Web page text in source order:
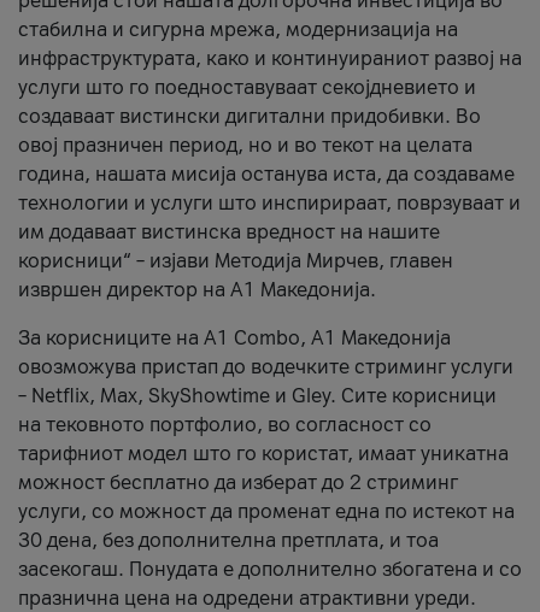
стабилна и сигурна мрежа, модернизација на
инфраструктурата, како и континуираниот развој на
услуги што го поедноставуваат секојдневието и
создаваат вистински дигитални придобивки. Во
овој празничен период, но и во текот на целата
година, нашата мисија останува иста, да создаваме
технологии и услуги што инспирираат, поврзуваат и
им додаваат вистинска вредност на нашите
корисници“ – изјави Методија Мирчев, главен
извршен директор на А1 Македонија.
За корисниците на A1 Combo, А1 Македонија
овозможува пристап до водечките стриминг услуги
– Netflix, Max, SkyShowtime и Gley. Сите корисници
на тековното портфолио, во согласност со
тарифниот модел што го користат, имаат уникатна
можност бесплатно да изберат до 2 стриминг
услуги, со можност да променат една по истекот на
30 дена, без дополнителна претплата, и тоа
засекогаш. Понудата е дополнително збогатена и со
празнична цена на одредени атрактивни уреди.